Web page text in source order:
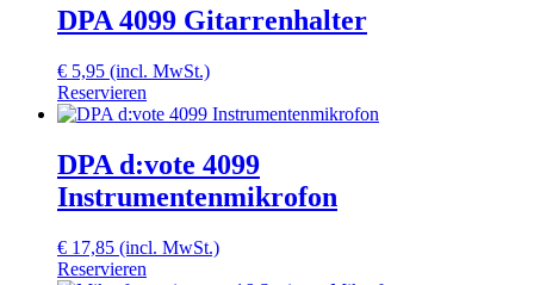
DPA 4099 Gitarrenhalter
€ 5,95 (incl. MwSt.)
Reservieren
DPA d:vote 4099
Instrumentenmikrofon
€ 17,85 (incl. MwSt.)
Reservieren